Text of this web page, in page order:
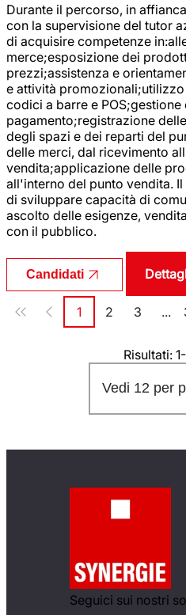
Durante il percorso, in
con la supervisione del tutor
di acquisire competenze
merce;esposizione dei
prezzi;assistenza e
e attività
codici a barre e
pagamento;registrazione
degli spazi e dei reparti del
delle merci, dal ricevimento
vendita;applicazione delle
all'interno del punto vendita.
di sviluppare capacità di
ascolto delle esigenze,
con il pubblico.
Candidati
Paginazione
Pagina
1 Pagina
2 Pagina
3 ...
Risultati:
Vedi 12 per
Seguici sui nostri